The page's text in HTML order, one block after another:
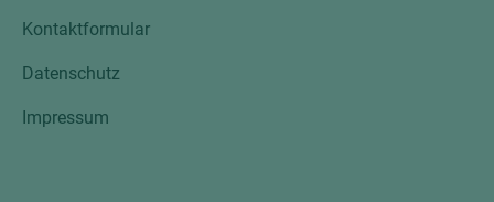
Kontaktformular
Datenschutz
Impressum